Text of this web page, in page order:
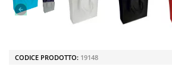
CODICE PRODOTTO: 19148